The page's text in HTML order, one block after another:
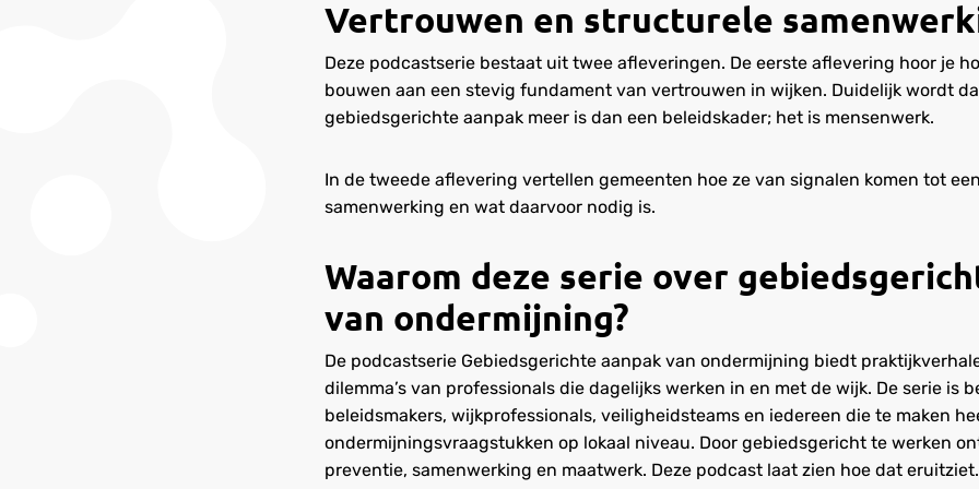
Vertrouwen en structurele
Deze podcastserie bestaat uit twee afleveringen. De eerste aflevering hoor je
bouwen aan een stevig fundament van vertrouwen in wijken. Duidelijk wordt
gebiedsgerichte aanpak meer is dan een beleidskader; het is mensenwerk.
In de tweede aflevering vertellen gemeenten hoe ze van signalen komen tot
samenwerking en wat daarvoor nodig is.
Waarom deze serie over
van ondermijning?
De podcastserie Gebiedsgerichte aanpak van ondermijning biedt
dilemma’s van professionals die dagelijks werken in en met de wijk. De serie is
beleidsmakers, wijkprofessionals, veiligheidsteams en iedereen die te maken
ondermijningsvraagstukken op lokaal niveau. Door gebiedsgericht te werken
preventie, samenwerking en maatwerk. Deze podcast laat zien hoe dat